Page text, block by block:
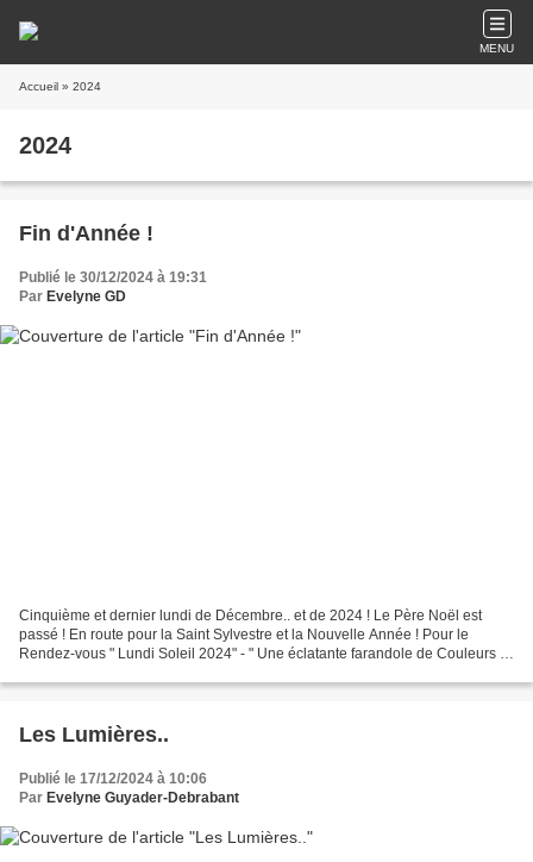
MENU
Accueil » 2024
2024
Fin d'Année !
Publié le 30/12/2024 à 19:31
Par Evelyne GD
Cinquième et dernier lundi de Décembre.. et de 2024 ! Le Père Noël est
passé ! En route pour la Saint Sylvestre et la Nouvelle Année ! Pour le
Rendez-vous " Lundi Soleil 2024" - " Une éclatante farandole de Couleurs ",
Les Lumières..
Publié le 17/12/2024 à 10:06
Par Evelyne Guyader-Debrabant